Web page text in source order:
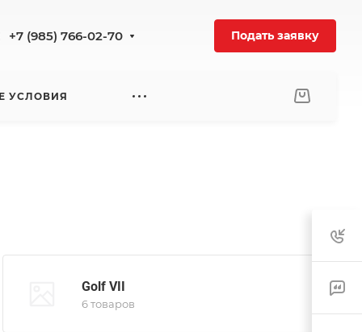
+7 (985) 766-02-70 Подать заявку
УСЛОВИЯ
Golf VII
6 товаров